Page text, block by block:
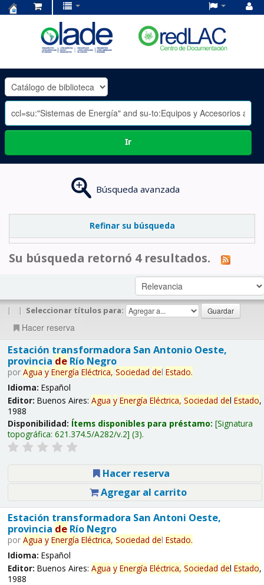
OLADE
-
Ir
Búsqueda avanzada
Refinar su búsqueda
Su búsqueda retornó 4 resultados.
| | Seleccionar títulos para:
Hacer reserva
Estación transformadora San Antonio Oeste,
provincia deRío Negro
por Agua y Energía Eléctrica, Sociedad del Estado.
Idioma: Español
Editor: Buenos Aires: Agua y Energía Eléctrica, Sociedad del Estado,
1988
Disponibilidad: Ítems disponibles para préstamo: Signatura
topográfica: 621.374.5/A282/v.2 (3).
Hacer reserva
Agregar al carrito
Estación transformadora San Antoni Oeste,
provincia deRío Negro
por Agua y Energía Eléctrica, Sociedad del Estado.
Idioma: Español
Editor: Buenos Aires: Agua y Energía Eléctrica, Sociedad del Estado,
1988